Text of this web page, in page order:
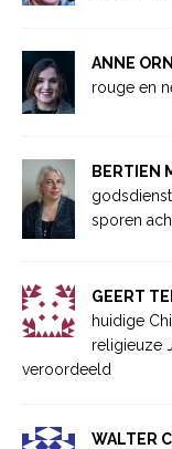
ANNE
rouge en
BERTIEN
sporen
GEERT
huidige
religieuze
veroordeeld
WALTER